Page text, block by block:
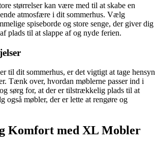
størrelser kan være med til at skabe en
atmosfære i dit sommerhus. Vælg
spiseborde og store senge, der giver dig
plads til at slappe af og nyde ferien.
til dit sommerhus, er det vigtigt at tage hensyn
Tænk over, hvordan møblerne passer ind i
sørg for, at der er tilstrækkelig plads til at
møbler, der er lette at rengøre og
Komfort med XL Mobler